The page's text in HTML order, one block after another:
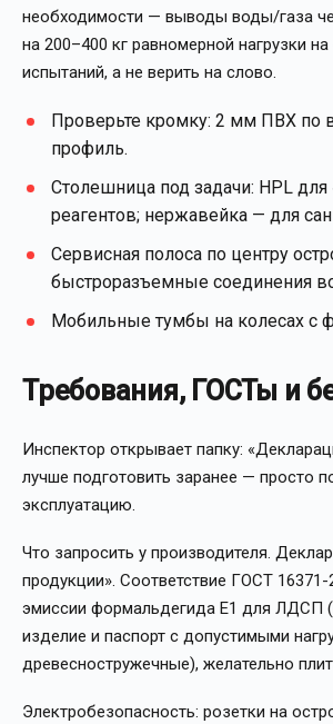
необходимости — выводы воды/газа
на 200–400 кг равномерной нагрузки
испытаний, а не верить на слово.
Проверьте кромку: 2 мм ПВХ по
профиль.
Столешница под задачи: HPL
реагентов; нержавейка — для
Сервисная полоса по центру
быстроразъемные соединения
Мобильные тумбы на колесах с
Требования, ГОСТы и
Инспектор открывает папку:
лучше подготовить заранее — просто
эксплуатацию.
Что запросить у производителя.
продукции». Соответствие ГОСТ
эмиссии формальдегида E1 для ЛДСП
изделие и паспорт с допустимыми
древесностружечные), желательно
Электробезопасность: розетки на